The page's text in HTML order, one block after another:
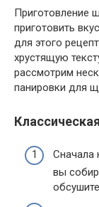
Приготовление
приготовить
для этого
хрустящую
рассмотрим
панировки для
Сначала
вы